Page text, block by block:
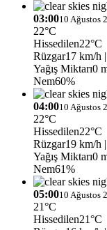
03:0010 Ağustos
22°C
Hissedilen22°C
Rüzgar17 km/h
Yağış Miktarı0
Nem60%
04:0010 Ağustos
22°C
Hissedilen22°C
Rüzgar19 km/h
Yağış Miktarı0
Nem61%
05:0010 Ağustos
21°C
Hissedilen21°C